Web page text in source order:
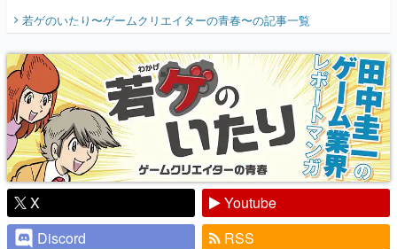
『少年ジャンプ』色だった【若ゲのいた
り】
若ゲのいたり〜ゲームクリエイターの青春〜の記事一覧
X
Youtube
Discord
RSS